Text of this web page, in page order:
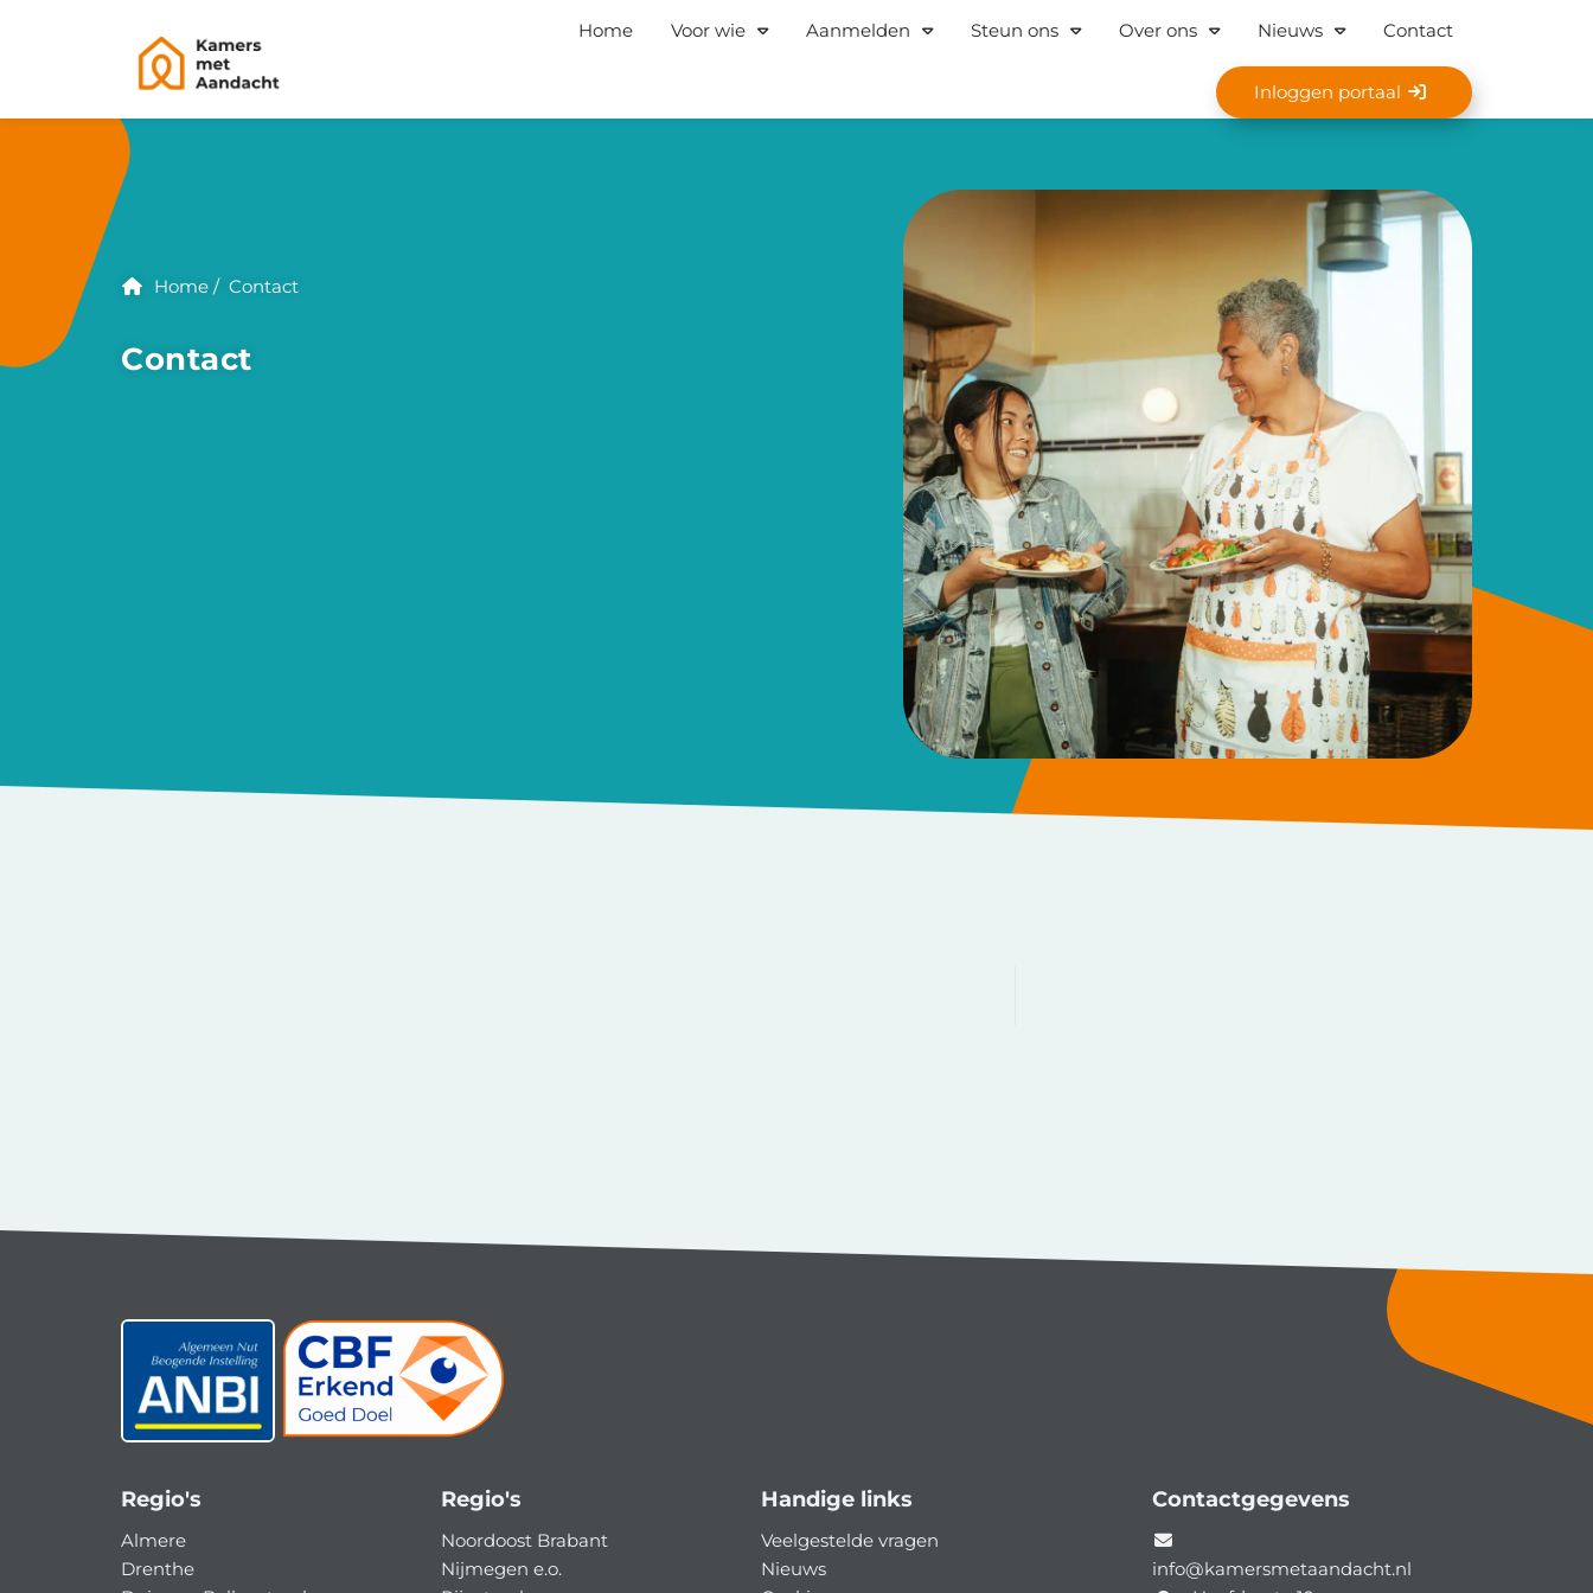
Home Voor wie Aanmelden Steun ons Over ons Nieuws Contact
Inloggen portaal
Home Contact
Contact
Regio's
Almere
Drenthe
Regio's
Noordoost Brabant
Nijmegen e.o.
Handige links
Veelgestelde vragen
Nieuws
Contactgegevens
info@kamersmetaandacht.nl